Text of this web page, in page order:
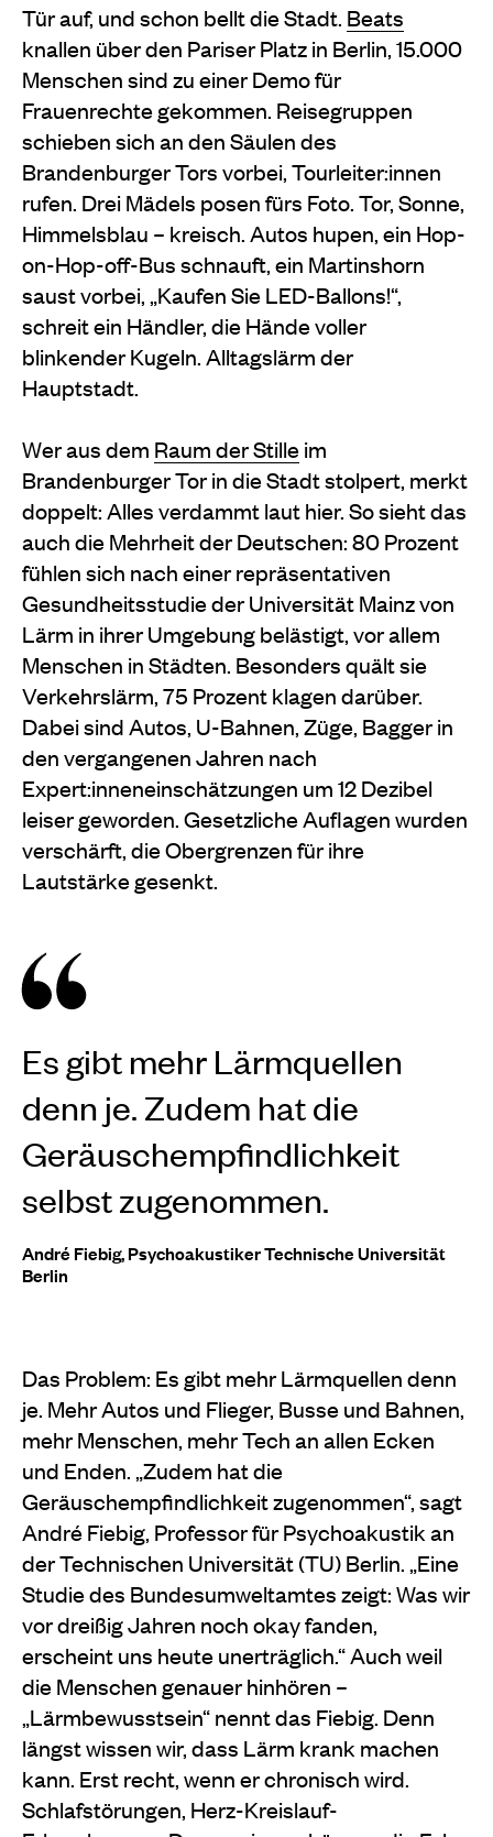
Tür auf, und schon bellt die Stadt. Beats
knallen über den Pariser Platz in Berlin, 15.000
Menschen sind zu einer Demo für
Frauenrechte gekommen. Reisegruppen
schieben sich an den Säulen des
Brandenburger Tors vorbei, Tourleiter:innen
rufen. Drei Mädels posen fürs Foto. Tor, Sonne,
Himmelsblau – kreisch. Autos hupen, ein Hop-
on-Hop-off-Bus schnauft, ein Martinshorn
saust vorbei, „Kaufen Sie LED-Ballons!“,
schreit ein Händler, die Hände voller
blinkender Kugeln. Alltagslärm der
Hauptstadt.
Wer aus dem Raum der Stilleim
Brandenburger Tor in die Stadt stolpert, merkt
doppelt: Alles verdammt laut hier. So sieht das
auch die Mehrheit der Deutschen: 80 Prozent
fühlen sich nach einer repräsentativen
Gesundheitsstudie der Universität Mainz von
Lärm in ihrer Umgebung belästigt, vor allem
Menschen in Städten. Besonders quält sie
Verkehrslärm, 75 Prozent klagen darüber.
Dabei sind Autos, U-Bahnen, Züge, Bagger in
den vergangenen Jahren nach
Expert:inneneinschätzungen um 12 Dezibel
leiser geworden. Gesetzliche Auflagen wurden
verschärft, die Obergrenzen für ihre
Lautstärke gesenkt.
Es gibt mehr Lärmquellen
denn je. Zudem hat die
Geräuschempfindlichkeit
selbst zugenommen.
André Fiebig, Psychoakustiker Technische Universität
Berlin
Das Problem: Es gibt mehr Lärmquellen denn
je. Mehr Autos und Flieger, Busse und Bahnen,
mehr Menschen, mehr Tech an allen Ecken
und Enden. „Zudem hat die
Geräuschempfindlichkeit zugenommen“, sagt
André Fiebig, Professor für Psychoakustik an
der Technischen Universität (TU) Berlin. „Eine
Studie des Bundesumweltamtes zeigt: Was wir
vor dreißig Jahren noch okay fanden,
erscheint uns heute unerträglich.“ Auch weil
die Menschen genauer hinhören –
„Lärmbewusstsein“ nennt das Fiebig. Denn
längst wissen wir, dass Lärm krank machen
kann. Erst recht, wenn er chronisch wird.
Schlafstörungen, Herz-Kreislauf-